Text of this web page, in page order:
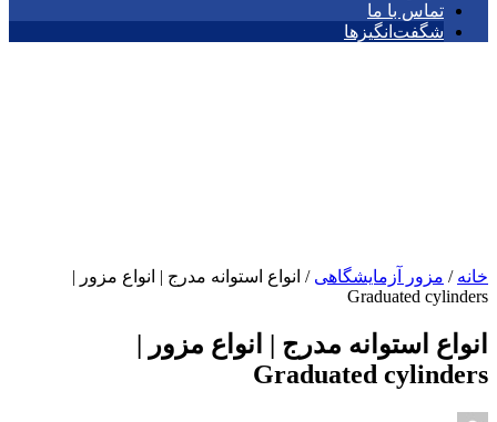
تماس با ما
شگفت‌انگیزها
خانه / مزور آزمایشگاهی / انواع استوانه مدرج | انواع مزور |
Graduated cylinders
انواع استوانه مدرج | انواع مزور |
Graduated cylinders